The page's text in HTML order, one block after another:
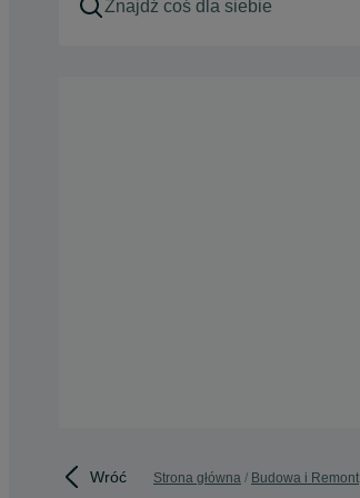
Wróć Strona główna Budowa i Remont